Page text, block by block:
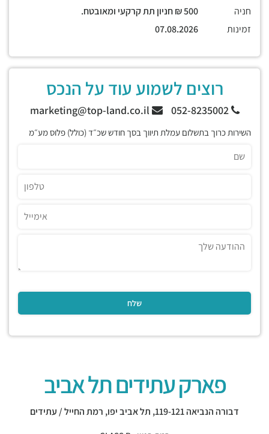
חניה
זמינות
רוצים לשמוע עוד על הנכס
052-8235002
השירות כרוך בתשלום עמלת תיווך בסך חודש שכ״ד (כולל) פלוס מע״מ
פארק עתידים תל אביב
דבורה הנביאה 119-121, תל אביב יפו, רמת החייל / עתידים